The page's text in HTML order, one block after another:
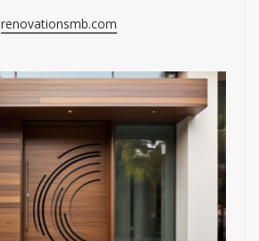
renovationsmb.com